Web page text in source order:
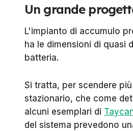
Un grande
L'impianto di accumulo
ha le dimensioni di quasi
batteria.
Si tratta, per scendere
stazionario, che come
alcuni esemplari di
del sistema prevedono